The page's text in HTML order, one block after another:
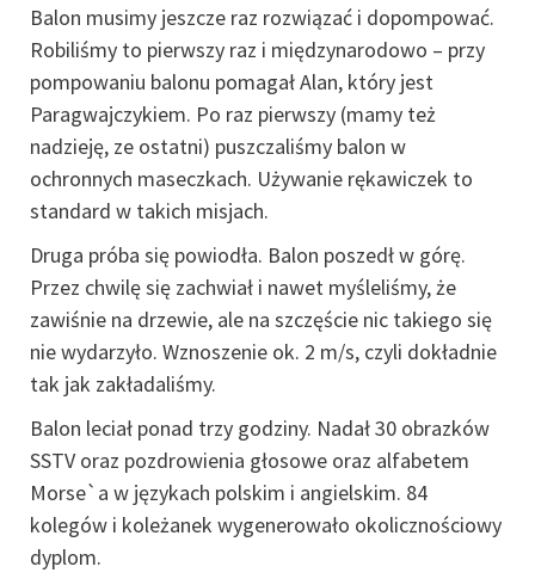
Balon musimy jeszcze raz rozwiązać i dopompować.
Robiliśmy to pierwszy raz i międzynarodowo – przy
pompowaniu balonu pomagał Alan, który jest
Paragwajczykiem. Po raz pierwszy (mamy też
nadzieję, ze ostatni) puszczaliśmy balon w
ochronnych maseczkach. Używanie rękawiczek to
standard w takich misjach.
Druga próba się powiodła. Balon poszedł w górę.
Przez chwilę się zachwiał i nawet myśleliśmy, że
zawiśnie na drzewie, ale na szczęście nic takiego się
nie wydarzyło. Wznoszenie ok. 2 m/s, czyli dokładnie
tak jak zakładaliśmy.
Balon leciał ponad trzy godziny. Nadał 30 obrazków
SSTV oraz pozdrowienia głosowe oraz alfabetem
Morse`a w językach polskim i angielskim. 84
kolegów i koleżanek wygenerowało okolicznościowy
dyplom.